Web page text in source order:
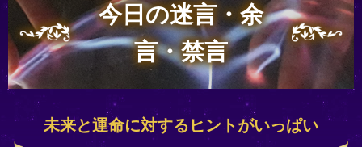
今日の迷言・余
言・禁言
未来と運命に対するヒントがいっぱい